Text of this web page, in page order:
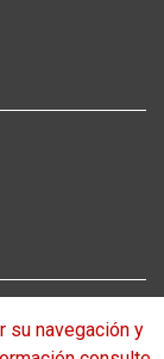
su navegación y